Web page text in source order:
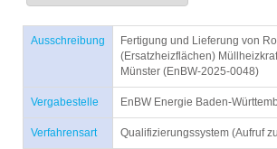
Ausschreibung
Fertigung und Lieferung von
(Ersatzheizflächen)
Münster (EnBW-2025-0048)
Vergabestelle EnBW Energie Baden-
Verfahrensart Qualifizierungssystem (Aufruf